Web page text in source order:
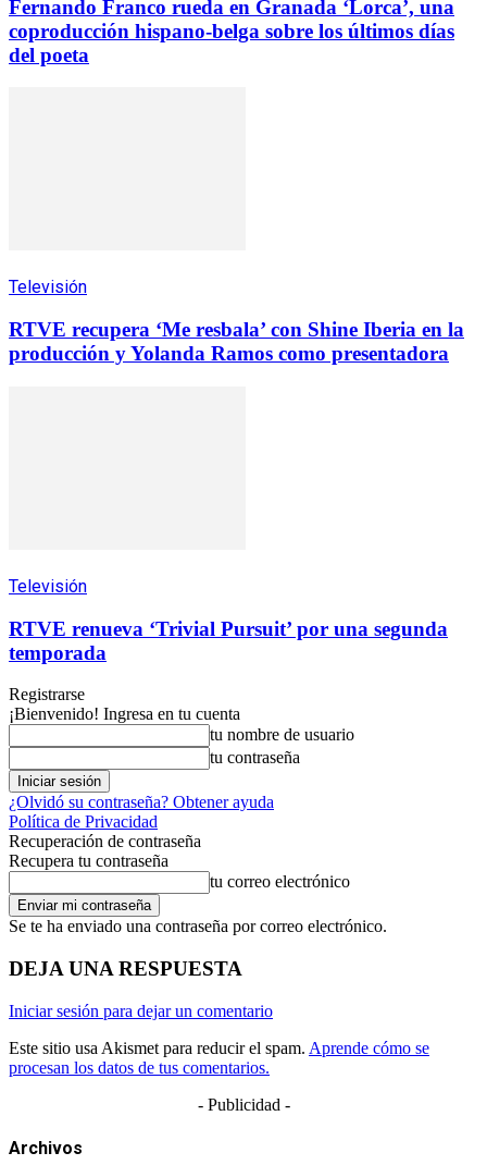
Fernando Franco rueda en Granada ‘Lorca’, una
coproducción hispano-belga sobre los últimos días
del poeta
Televisión
RTVE recupera ‘Me resbala’ con Shine Iberia en la
producción y Yolanda Ramos como presentadora
Televisión
RTVE renueva ‘Trivial Pursuit’ por una segunda
temporada
Registrarse
¡Bienvenido! Ingresa en tu cuenta
tu nombre de usuario
tu contraseña
¿Olvidó su contraseña? Obtener ayuda
Política de Privacidad
Recuperación de contraseña
Recupera tu contraseña
tu correo electrónico
Se te ha enviado una contraseña por correo electrónico.
DEJA UNA RESPUESTA
Iniciar sesión para dejar un comentario
Este sitio usa Akismet para reducir el spam. Aprende cómo se
procesan los datos de tus comentarios.
- Publicidad -
Archivos